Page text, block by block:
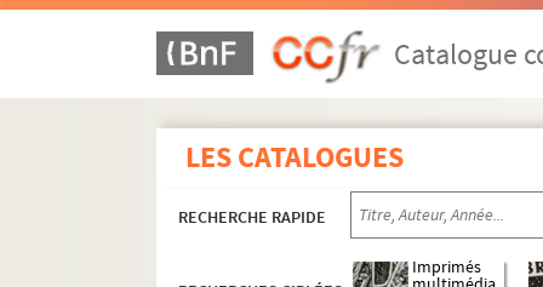
Catalogue
LES CATALOGUES
RECHERCHE RAPIDE
Imprimés